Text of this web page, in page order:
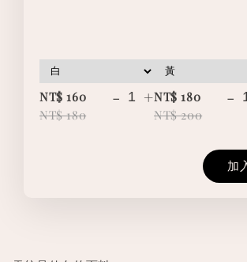
NT$ 160
NT$ 180
- +NT$ 180
NT$ 200
-
加